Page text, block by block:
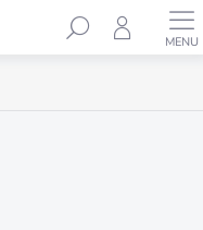
Hľadať